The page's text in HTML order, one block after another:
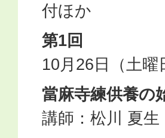
付ほか
第1回
10月26日（土
當麻寺練供養の
講師：松川 夏